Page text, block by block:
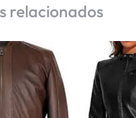
relacionados